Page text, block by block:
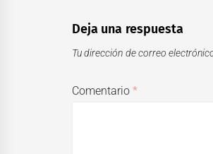
Deja una respuesta
Tu dirección de correo
Comentario*